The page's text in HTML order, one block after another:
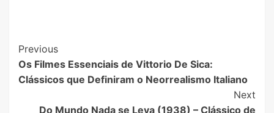
Previous
Os Filmes Essenciais de Vittorio De Sica:
Clássicos que Definiram o Neorrealismo Italiano
Next
Do Mundo Nada se Leva (1938) – Clássico de